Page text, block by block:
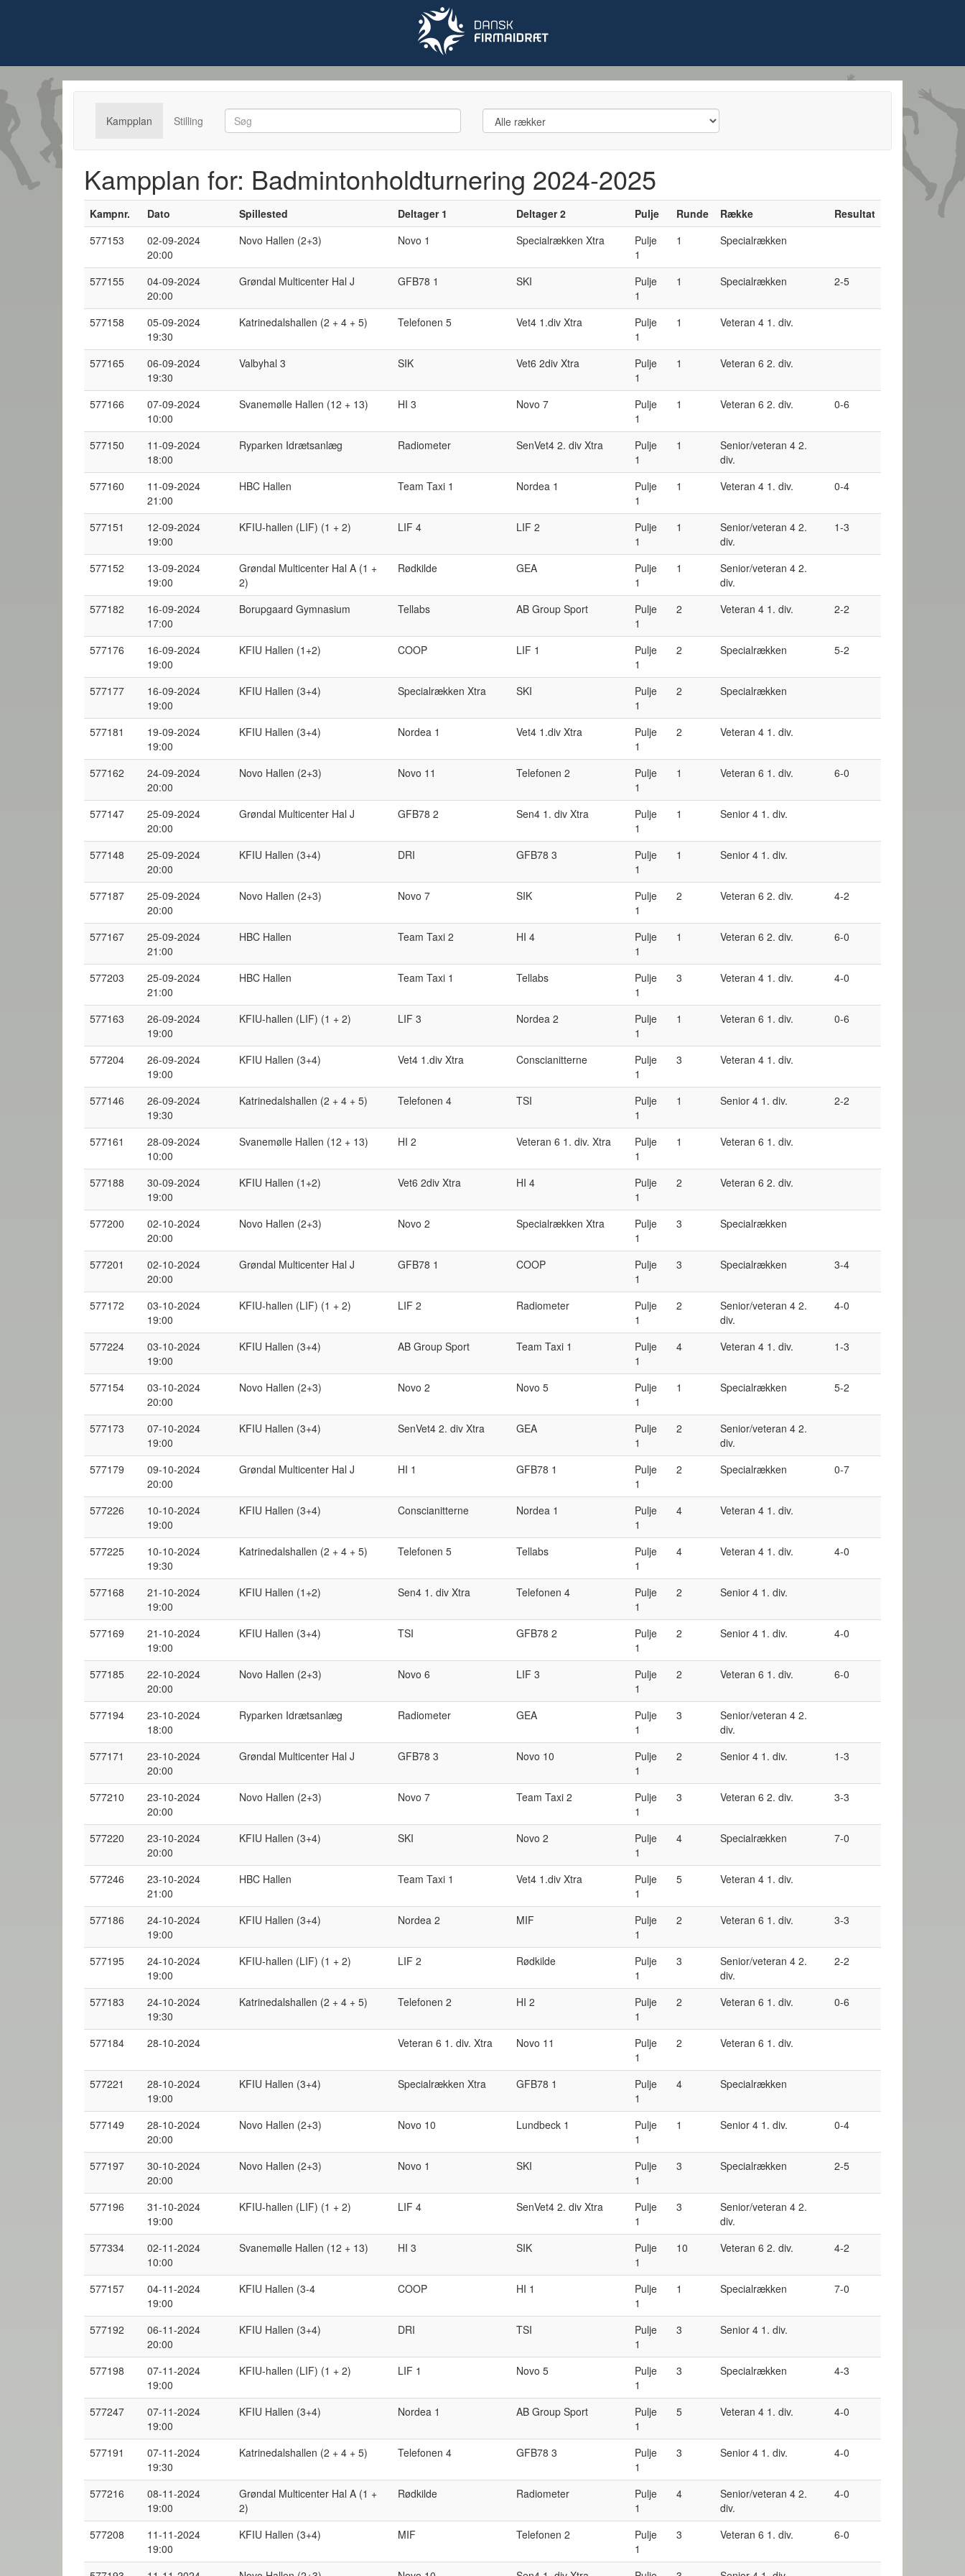
Kampplan Stilling
Kampplan for: Badmintonholdturnering 2024-2025
Kampnr. Dato Spillested Deltager 1 Deltager2 Pulje Runde Række
Resultat
577153
02-09-2024
20:00
Novo Hallen (2+3) Novo 1 Specialrækken Xtra
Pulje
1
1 Specialrækken
577155
04-09-2024
20:00
Grøndal Multicenter Hal J GFB78 1 SKI
Pulje
1
1 Specialrækken 2-5
577158
05-09-2024
19:30
Katrinedalshallen (2 + 4 + 5) Telefonen 5 Vet4 1.div Xtra
Pulje
1
1 Veteran 4 1. div.
577165
06-09-2024
19:30
Valbyhal 3 SIK Vet6 2div Xtra
Pulje
1
1 Veteran 6 2. div.
577166
07-09-2024
10:00
Svanemølle Hallen (12 + 13) HI 3 Novo 7
Pulje
1
1 Veteran 6 2. div. 0-6
577150
11-09-2024
18:00
Ryparken Idrætsanlæg Radiometer SenVet4 2. div Xtra
Pulje
1
1
Senior/veteran 4 2.
div.
577160
11-09-2024
21:00
HBC Hallen Team Taxi 1 Nordea 1
Pulje
1
1 Veteran 4 1. div. 0-4
577151
12-09-2024
19:00
KFIU-hallen (LIF) (1 + 2) LIF 4 LIF 2
Pulje
1
1
Senior/veteran 4 2.
div.
1-3
577152
13-09-2024
19:00
Grøndal Multicenter Hal A (1 +
2)
Rødkilde GEA
Pulje
1
1
Senior/veteran 4 2.
div.
577182
16-09-2024
17:00
Borupgaard Gymnasium Tellabs AB Group Sport
Pulje
1
2 Veteran 4 1. div. 2-2
577176
16-09-2024
19:00
KFIU Hallen (1+2) COOP LIF 1
Pulje
1
2 Specialrækken 5-2
577177
16-09-2024
19:00
KFIU Hallen (3+4) Specialrækken Xtra SKI
Pulje
1
2 Specialrækken
577181
19-09-2024
19:00
KFIU Hallen (3+4) Nordea 1 Vet4 1.div Xtra
Pulje
1
2 Veteran 4 1. div.
577162
24-09-2024
20:00
Novo Hallen (2+3) Novo 11 Telefonen 2
Pulje
1
1 Veteran 6 1. div. 6-0
577147
25-09-2024
20:00
Grøndal Multicenter Hal J GFB78 2 Sen4 1. div Xtra
Pulje
1
1 Senior 4 1. div.
577148
25-09-2024
20:00
KFIU Hallen (3+4) DRI GFB78 3
Pulje
1
1 Senior 4 1. div.
577187
25-09-2024
20:00
Novo Hallen (2+3) Novo 7 SIK
Pulje
1
2 Veteran 6 2. div. 4-2
577167
25-09-2024
21:00
HBC Hallen Team Taxi 2 HI 4
Pulje
1
1 Veteran 6 2. div. 6-0
577203
25-09-2024
21:00
HBC Hallen Team Taxi 1 Tellabs
Pulje
1
3 Veteran 4 1. div. 4-0
577163
26-09-2024
19:00
KFIU-hallen (LIF) (1 + 2) LIF 3 Nordea 2
Pulje
1
1 Veteran 6 1. div. 0-6
577204
26-09-2024
19:00
KFIU Hallen (3+4) Vet4 1.div Xtra Conscianitterne
Pulje
1
3 Veteran 4 1. div.
577146
26-09-2024
19:30
Katrinedalshallen (2 + 4 + 5) Telefonen 4 TSI
Pulje
1
1 Senior 4 1. div. 2-2
577161
28-09-2024
10:00
Svanemølle Hallen (12 + 13) HI 2 Veteran 6 1. div. Xtra
Pulje
1
1 Veteran 6 1. div.
577188
30-09-2024
19:00
KFIU Hallen (1+2) Vet6 2div Xtra HI 4
Pulje
1
2 Veteran 6 2. div.
577200
02-10-2024
20:00
Novo Hallen (2+3) Novo 2 Specialrækken Xtra
Pulje
1
3 Specialrækken
577201
02-10-2024
20:00
Grøndal Multicenter Hal J GFB78 1 COOP
Pulje
1
3 Specialrækken 3-4
577172
03-10-2024
19:00
KFIU-hallen (LIF) (1 + 2) LIF 2 Radiometer
Pulje
1
2
Senior/veteran 4 2.
div.
4-0
577224
03-10-2024
19:00
KFIU Hallen (3+4) AB Group Sport Team Taxi 1
Pulje
1
4 Veteran 4 1. div. 1-3
577154
03-10-2024
20:00
Novo Hallen (2+3) Novo 2 Novo 5
Pulje
1
1 Specialrækken 5-2
577173
07-10-2024
19:00
KFIU Hallen (3+4) SenVet4 2. div Xtra GEA
Pulje
1
2
Senior/veteran 4 2.
div.
577179
09-10-2024
20:00
Grøndal Multicenter Hal J HI 1 GFB78 1
Pulje
1
2 Specialrækken 0-7
577226
10-10-2024
19:00
KFIU Hallen (3+4) Conscianitterne Nordea 1
Pulje
1
4 Veteran 4 1. div.
577225
10-10-2024
19:30
Katrinedalshallen (2 + 4 + 5) Telefonen 5 Tellabs
Pulje
1
4 Veteran 4 1. div. 4-0
577168
21-10-2024
19:00
KFIU Hallen (1+2) Sen4 1. div Xtra Telefonen 4
Pulje
1
2 Senior 4 1. div.
577169
21-10-2024
19:00
KFIU Hallen (3+4) TSI GFB78 2
Pulje
1
2 Senior 4 1. div. 4-0
577185
22-10-2024
20:00
Novo Hallen (2+3) Novo 6 LIF 3
Pulje
1
2 Veteran 6 1. div. 6-0
577194
23-10-2024
18:00
Ryparken Idrætsanlæg Radiometer GEA
Pulje
1
3
Senior/veteran 4 2.
div.
577171
23-10-2024
20:00
Grøndal Multicenter Hal J GFB78 3 Novo 10
Pulje
1
2 Senior 4 1. div. 1-3
577210
23-10-2024
20:00
Novo Hallen (2+3) Novo 7 Team Taxi 2
Pulje
1
3 Veteran 6 2. div. 3-3
577220
23-10-2024
20:00
KFIU Hallen (3+4) SKI Novo 2
Pulje
1
4 Specialrækken 7-0
577246
23-10-2024
21:00
HBC Hallen Team Taxi 1 Vet4 1.div Xtra
Pulje
1
5 Veteran 4 1. div.
577186
24-10-2024
19:00
KFIU Hallen (3+4) Nordea 2 MIF
Pulje
1
2 Veteran 6 1. div. 3-3
577195
24-10-2024
19:00
KFIU-hallen (LIF) (1 + 2) LIF 2 Rødkilde
Pulje
1
3
Senior/veteran 4 2.
div.
2-2
577183
24-10-2024
19:30
Katrinedalshallen (2 + 4 + 5) Telefonen 2 HI 2
Pulje
1
2 Veteran 6 1. div. 0-6
577184 28-10-2024 Veteran 6 1. div. Xtra Novo 11
Pulje
1
2 Veteran 6 1. div.
577221
28-10-2024
19:00
KFIU Hallen (3+4) Specialrækken Xtra GFB78 1
Pulje
1
4 Specialrækken
577149
28-10-2024
20:00
Novo Hallen (2+3) Novo 10 Lundbeck 1
Pulje
1
1 Senior 4 1. div. 0-4
577197
30-10-2024
20:00
Novo Hallen (2+3) Novo 1 SKI
Pulje
1
3 Specialrækken 2-5
577196
31-10-2024
19:00
KFIU-hallen (LIF) (1 + 2) LIF 4 SenVet4 2. div Xtra
Pulje
1
3
Senior/veteran 4 2.
div.
577334
02-11-2024
10:00
Svanemølle Hallen (12 + 13) HI 3 SIK
Pulje
1
10 Veteran 6 2. div. 4-2
577157
04-11-2024
19:00
KFIU Hallen (3-4 COOP HI 1
Pulje
1
1 Specialrækken 7-0
577192
06-11-2024
20:00
KFIU Hallen (3+4) DRI TSI
Pulje
1
3 Senior 4 1. div.
577198
07-11-2024
19:00
KFIU-hallen (LIF) (1 + 2) LIF 1 Novo 5
Pulje
1
3 Specialrækken 4-3
577247
07-11-2024
19:00
KFIU Hallen (3+4) Nordea 1 AB Group Sport
Pulje
1
5 Veteran 4 1. div. 4-0
577191
07-11-2024
19:30
Katrinedalshallen (2 + 4 + 5) Telefonen 4 GFB78 3
Pulje
1
3 Senior 4 1. div. 4-0
577216
08-11-2024
19:00
Grøndal Multicenter Hal A (1 +
2)
Rødkilde Radiometer
Pulje
1
4
Senior/veteran 4 2.
div.
4-0
577208
11-11-2024
19:00
KFIU Hallen (3+4) MIF Telefonen 2
Pulje
1
3 Veteran 6 1. div. 6-0